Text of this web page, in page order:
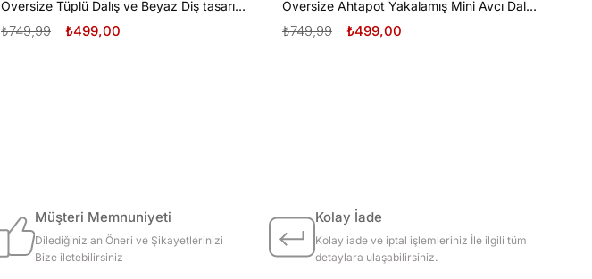
Oversize Tüplü Dalış ve Beyaz Diş tasarım unisex T-shirt
₺499,00
₺749,99
Oversize Ahtapot Yakalamış Mini Avcı Dalgıç Tasarım unisex T-shirt
₺499,00
₺749,99
Müşteri Memnuniyeti
Dilediğiniz an Öneri ve Şikayetlerinizi
Bize iletebilirsiniz
Kolay İade
Kolay iade ve iptal işlemleriniz İle ilgili tüm
detaylara ulaşabilirsiniz.